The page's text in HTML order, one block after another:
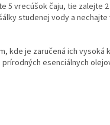
5 vrecúšok čaju, tie zalejte
studenej vody a nechajte
kde je zaručená ich
esenciálnych